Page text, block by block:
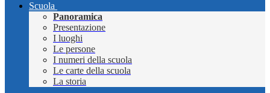
Scuola
Panoramica
Presentazione
I luoghi
Le persone
I numeri della scuola
Le carte della scuola
La storia